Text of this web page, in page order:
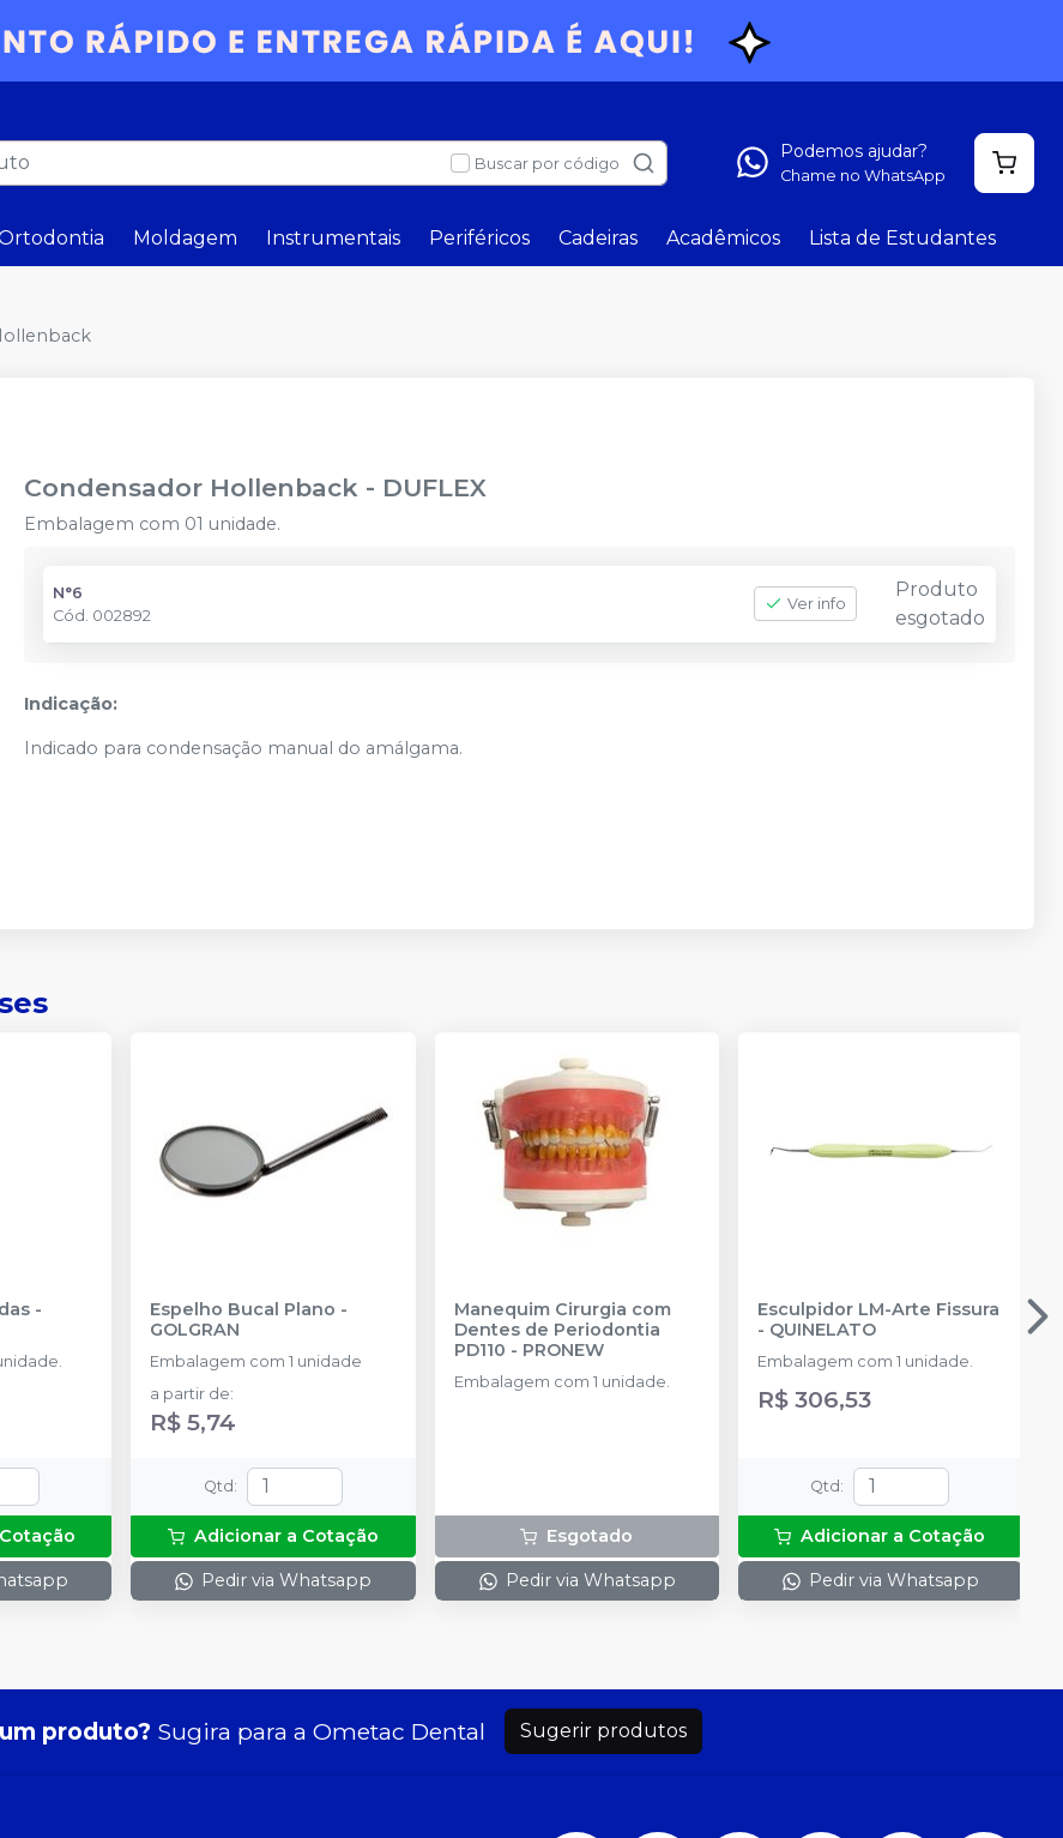
Buscar por código
Podemos ajudar?
Chame no WhatsApp
Moldagem Instrumentais Periféricos Cadeiras Acadêmicos Lista de Estudantes
Condensador Hollenback - DUFLEX
Embalagem com 01 unidade.
N°6
Cód. 002892
Ver info
Produto
esgotado
Indicação:
Indicado para condensação manual do amálgama.
-
Espelho Bucal Plano -
GOLGRAN
Embalagem com 1 unidade
a partir de:
R$ 5,74
Qtd :
Adicionar a Cotação
Pedir via Whatsapp
Manequim Cirurgia com
Dentes de Periodontia
PD110 - PRONEW
Embalagem com 1 unidade.
Esgotado
Pedir via Whatsapp
Esculpidor LM-Arte Fissura
- QUINELATO
Embalagem com 1 unidade.
R$ 306,53
Qtd :
Adicionar a Cotação
Pedir via Whatsapp
produto? Sugira para a Ometac Dental Sugerir produtos